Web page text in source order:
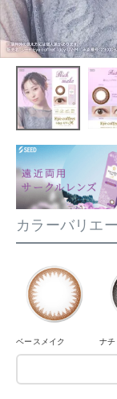
カラーバリエ
ベースメイク ナチ